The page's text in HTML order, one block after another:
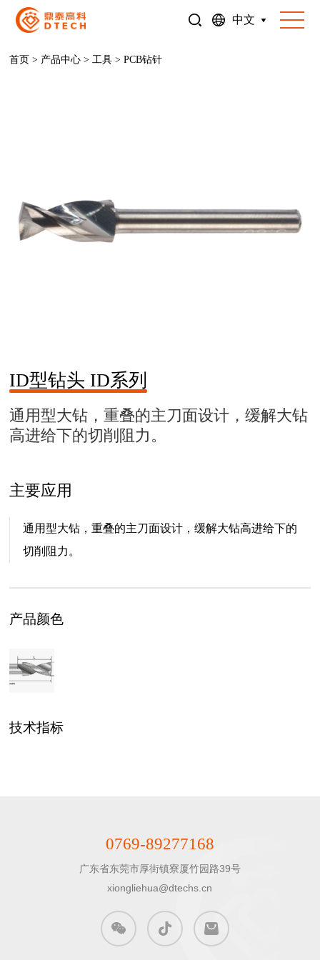
中文
首页 > 产品中心 > 工具 >PCB钻针
ID型钻头 ID系列
通⽤型⼤钻，重叠的主⼑⾯设计，缓解⼤钻
⾼进给下的切削阻⼒。
主要应用
通⽤型⼤钻，重叠的主⼑⾯设计，缓解⼤钻⾼进给下的
切削阻⼒。
产品颜色
技术指标
0769-89277168
广东省东莞市厚街镇寮厦竹园路39号
xiongliehua@dtechs.cn